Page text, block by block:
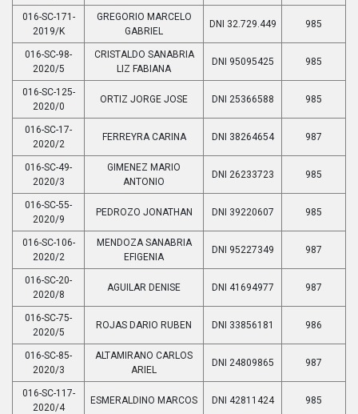
016-SC-171-
2019/K
GREGORIO MARCELO
GABRIEL
DNI 32.729.449 985
016-SC-98-
2020/5
CRISTALDO SANABRIA
LIZ FABIANA
DNI 95095425 985
016-SC-125-
2020/0
ORTIZ JORGE JOSE DNI 25366588 985
016-SC-17-
2020/2
FERREYRA CARINA DNI 38264654 987
016-SC-49-
2020/3
GIMENEZ MARIO
ANTONIO
DNI 26233723 985
016-SC-55-
2020/9
PEDROZO JONATHAN DNI 39220607 985
016-SC-106-
2020/2
MENDOZA SANABRIA
EFIGENIA
DNI 95227349 987
016-SC-20-
2020/8
AGUILAR DENISE DNI 41694977 987
016-SC-75-
2020/5
ROJAS DARIO RUBEN DNI 33856181 986
016-SC-85-
2020/3
ALTAMIRANO CARLOS
ARIEL
DNI 24809865 987
016-SC-117-
2020/4
ESMERALDINO MARCOS DNI 42811424 985